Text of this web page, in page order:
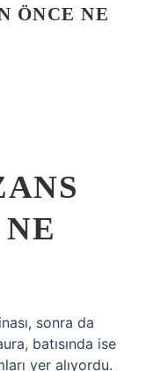
ÖNCE NE
sonra da
batısında ise
yer alıyordu.